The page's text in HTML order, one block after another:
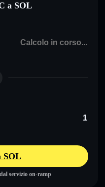
a SOL
SOL
servizio on-ramp